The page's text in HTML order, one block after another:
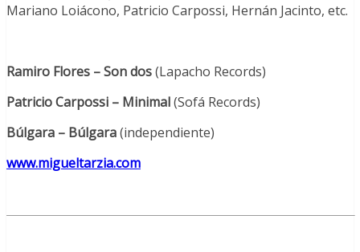
Mariano Loiácono, Patricio Carpossi, Hernán Jacinto, etc.
Ramiro Flores – Son dos(Lapacho Records)
Patricio Carpossi – Minimal(Sofá Records)
Búlgara – Búlgara(independiente)
www.migueltarzia.com